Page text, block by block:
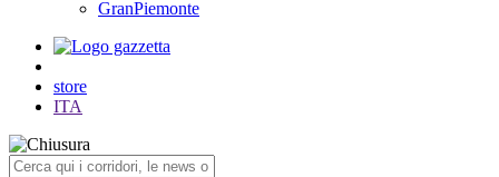
GranPiemonte
store
ITA